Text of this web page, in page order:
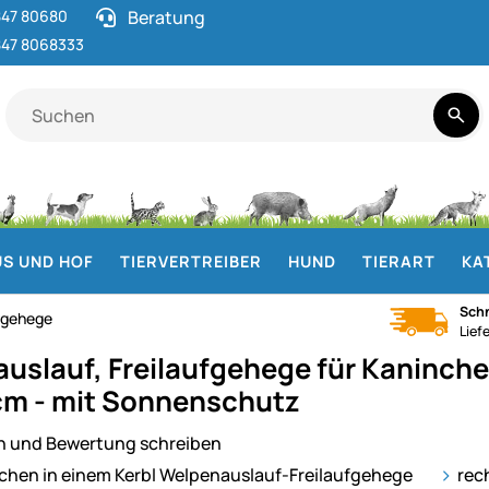
80680
8068333
Beratung
UND HOF TIERVERTREIBER HUND TIERART
Freilaufgehege für
- mit Sonnenschutz
und Bewertung schreiben